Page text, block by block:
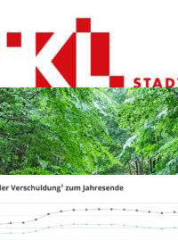
FB News
PARKEN,
DIGITAL
FB News
NEUER
PRO-
UND
AUF 9.600